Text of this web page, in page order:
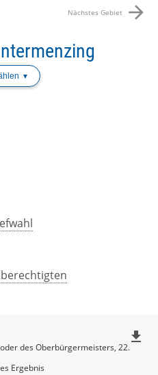
Nächstes Gebiet arrow_forward
des Oberbürgermeisters, 22.
Ergebnis
file_download